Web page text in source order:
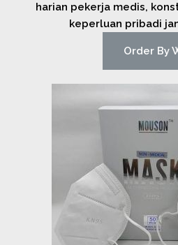
harian pekerja medis,
keperluan pribadi
Order By